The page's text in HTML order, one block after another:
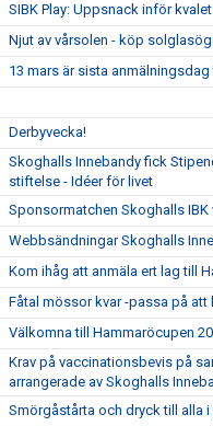
SIBK Play: Uppsnack inför
Njut av vårsolen - köp
13 mars är sista
Derbyvecka!
Skoghalls Innebandy fick
stiftelse - Idéer för livet
Sponsormatchen Skoghalls IBK
Webbsändningar Skoghalls
Kom ihåg att anmäla ert lag till
Fåtal mössor kvar -passa på att
Välkomna till Hammaröcupen
Krav på vaccinationsbevis på
arrangerade av Skoghalls
Smörgåstårta och dryck till alla